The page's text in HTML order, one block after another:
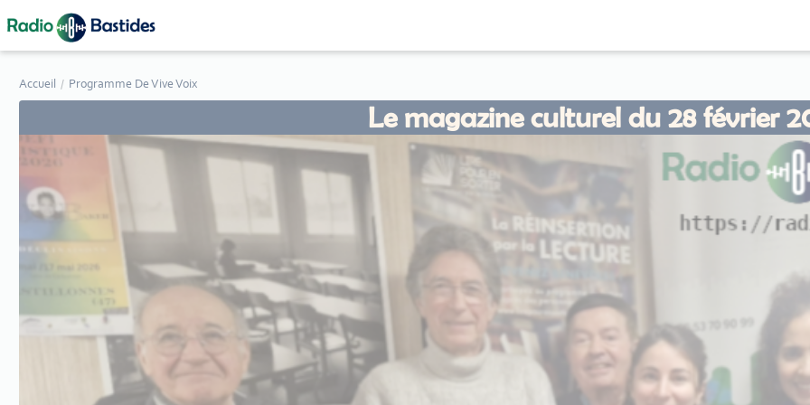
Accueil Programme De Vive Voix
Le magazine culturel du 28 février